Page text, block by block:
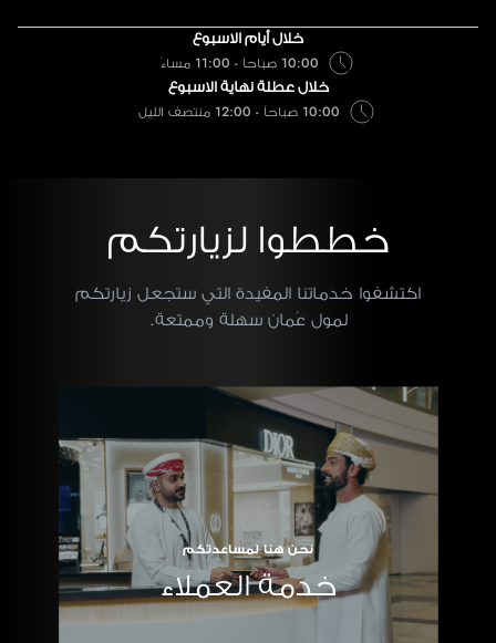
خلال أيام الاسبوع
10:00 صباحاً - 11:00 مساءً
خلال عطلة نهاية الاسبوع
10:00 صباحاً - 12:00 منتصف الليل
خططوا لزيارتكم
اكتشفوا خدماتنا المفيدة التي ستجعل زيارتكم
لمول عُمان سهلة وممتعة.
نحن هنا لمساعدتكم
خدمة العملاء